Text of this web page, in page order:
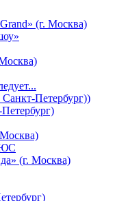
(г. Москва)
Петербург))
(г. Москва)